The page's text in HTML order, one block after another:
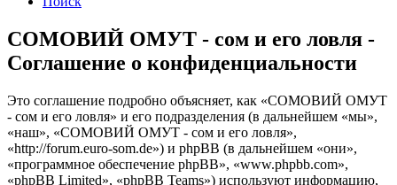
СОМОВИЙ ОМУТ - сом и его ловля -
Соглашение о конфиденциальности
Это соглашение подробно объясняет, как «СОМОВИЙ ОМУТ
- сом и его ловля» и его подразделения (в дальнейшем «мы»,
«наш», «СОМОВИЙ ОМУТ - сом и его ловля»,
«http://forum.euro-som.de») и phpBB (в дальнейшем «они»,
«программное обеспечение phpBB», «www.phpbb.com»,
«phpBB Limited», «phpBB Teams») используют информацию,